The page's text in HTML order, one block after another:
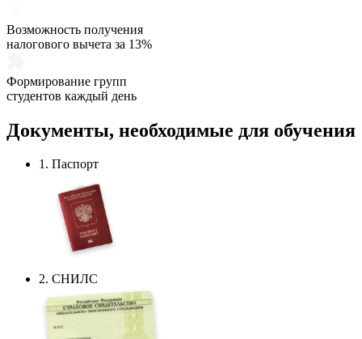
Возможность получения
налогового вычета за 13%
Формирование групп
студентов каждый день
Документы, необходимые для обучения
1. Паспорт
2. СНИЛС